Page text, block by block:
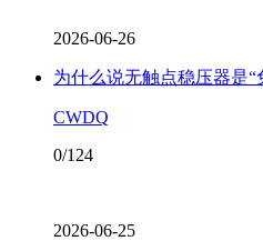
2026-06-26
为什么说无触点稳压器是
CWDQ
0/124
2026-06-25